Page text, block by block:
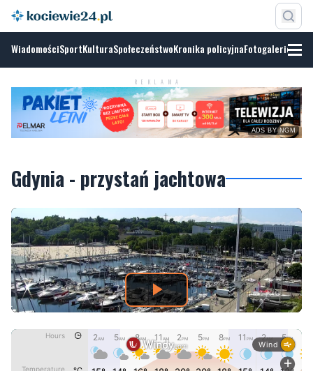
WiadomościSportKulturaSpołeczeństwoKronika policyjnaFotogalerie
REKLAMA
ADS BY NGM
Gdynia - przystań jachtowa